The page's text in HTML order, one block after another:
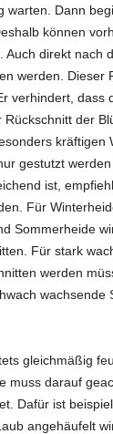
warten. Dann
können
Auch direkt nach
werden. Dieser
verhindert, dass
der
kräftigen
gestutzt
ist,
Für
Sommerheide
Für stark
werden
wachsende
gleichmäßig
muss darauf
Dafür ist
angehäufelt